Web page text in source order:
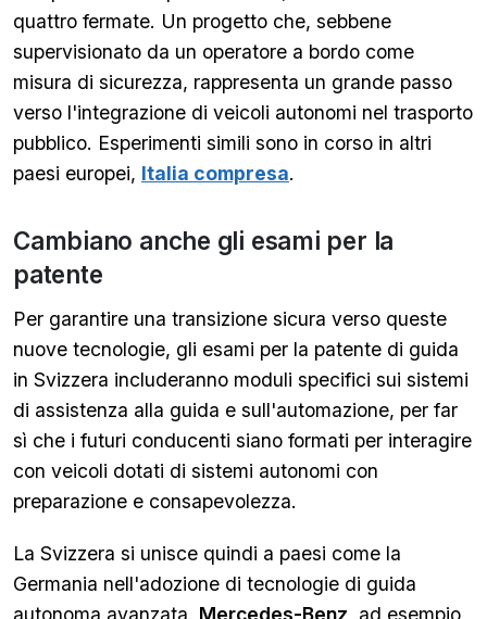
quattro fermate. Un progetto che, sebbene
supervisionato da un operatore a bordo come
misura di sicurezza, rappresenta un grande passo
verso l'integrazione di veicoli autonomi nel trasporto
pubblico. Esperimenti simili sono in corso in altri
paesi europei, Italia compresa.
Cambiano anche gli esami per la
patente
Per garantire una transizione sicura verso queste
nuove tecnologie, gli esami per la patente di guida
in Svizzera includeranno moduli specifici sui sistemi
di assistenza alla guida e sull'automazione, per far
sì che i futuri conducenti siano formati per interagire
con veicoli dotati di sistemi autonomi con
preparazione e consapevolezza.
La Svizzera si unisce quindi a paesi come la
Germania nell'adozione di tecnologie di guida
autonoma avanzata. Mercedes-Benz , ad esempio,